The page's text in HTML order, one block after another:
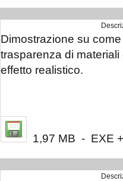
Dimostrazione su
trasparenza di
effetto realistico.
1,97 MB - EXE